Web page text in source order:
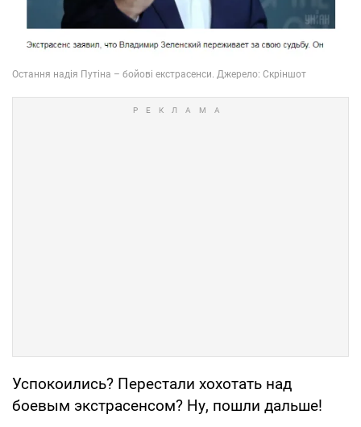
Успокоились? Перестали хохотать над
боевым экстрасенсом? Ну, пошли дальше!